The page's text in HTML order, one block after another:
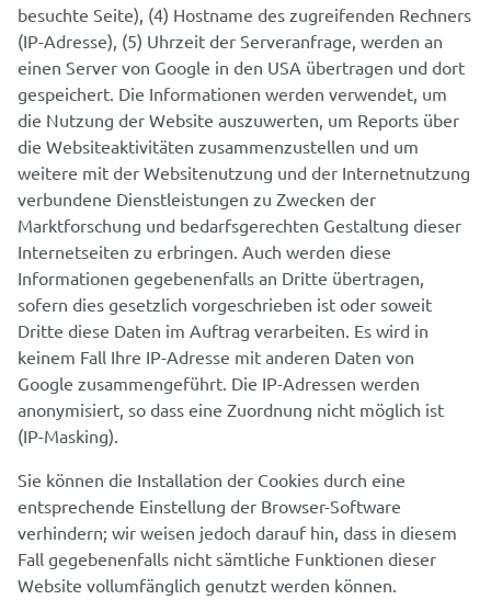
besuchte Seite), (4) Hostname des zugreifenden Rechners
(IP-Adresse), (5) Uhrzeit der Serveranfrage, werden an
einen Server von Google in den USA übertragen und dort
gespeichert. Die Informationen werden verwendet, um
die Nutzung der Website auszuwerten, um Reports über
die Websiteaktivitäten zusammenzustellen und um
weitere mit der Websitenutzung und der Internetnutzung
verbundene Dienstleistungen zu Zwecken der
Marktforschung und bedarfsgerechten Gestaltung dieser
Internetseiten zu erbringen. Auch werden diese
Informationen gegebenenfalls an Dritte übertragen,
sofern dies gesetzlich vorgeschrieben ist oder soweit
Dritte diese Daten im Auftrag verarbeiten. Es wird in
keinem Fall Ihre IP-Adresse mit anderen Daten von
Google zusammengeführt. Die IP-Adressen werden
anonymisiert, so dass eine Zuordnung nicht möglich ist
(IP-Masking).
Sie können die Installation der Cookies durch eine
entsprechende Einstellung der Browser-Software
verhindern; wir weisen jedoch darauf hin, dass in diesem
Fall gegebenenfalls nicht sämtliche Funktionen dieser
Website vollumfänglich genutzt werden können.